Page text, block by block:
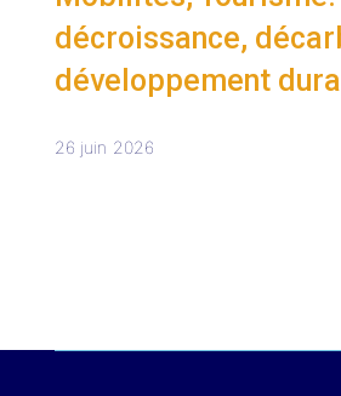
décroissance,
développement
26 juin 2026